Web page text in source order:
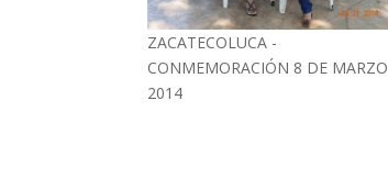
ZACATECOLUCA -
CONMEMORACIÓN 8 DE MARZO
2014